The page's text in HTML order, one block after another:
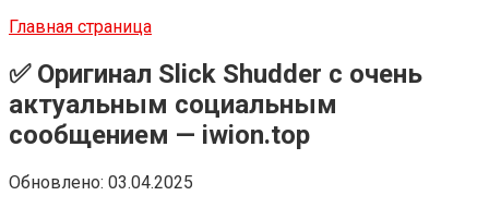
Главная страница
✅ Оригинал Slick Shudder с очень
актуальным социальным
сообщением — iwion.top
Обновлено: 03.04.2025